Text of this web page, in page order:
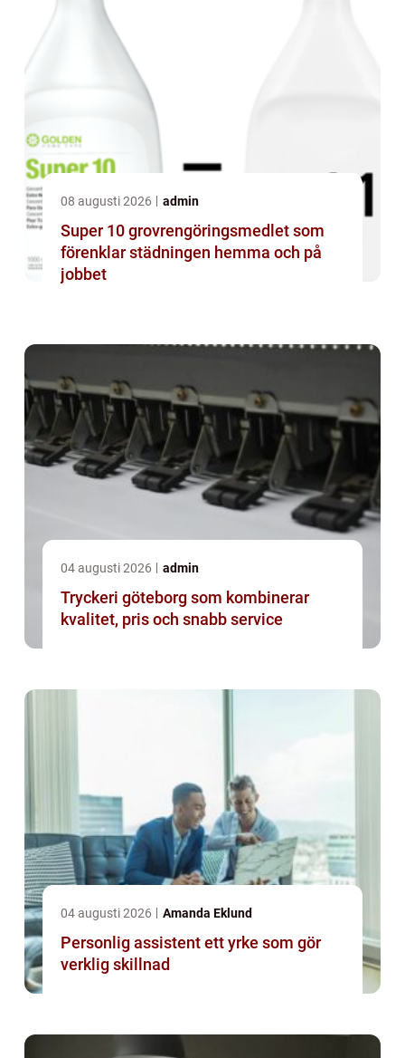
08 augusti 2026 admin
Super 10 grovrengöringsmedlet som
förenklar städningen hemma och på
jobbet
04 augusti 2026 admin
Tryckeri göteborg som kombinerar
kvalitet, pris och snabb service
04 augusti 2026 Amanda Eklund
Personlig assistent ett yrke som gör
verklig skillnad